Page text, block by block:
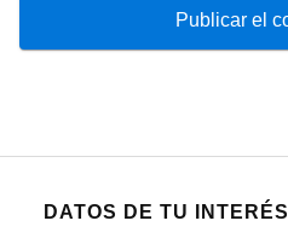
DATOS DE TU INTERÉS